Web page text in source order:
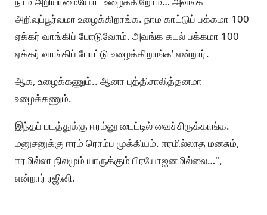
அறிவுப்பூர்வமா உழைக்கிறாங்க. நாம காட்டுப் பக்கமா 100
ஏக்கர் வாங்கிப் போடுவோம். அவங்க கடல் பக்கமா 100
ஏக்கர் வாங்கிப் போட்டு உழைக்கிறாங்க’ என்றார்.
ஆக, உழைக்கணும்.. ஆனா புத்திசாலித்தனமா
உழைக்கணும்.
இந்தப் படத்துக்கு ஈரம்னு டைட்டில் வைச்சிருக்காங்க.
மனுசனுக்கு ஈரம் ரொம்ப முக்கியம். ஈரமில்லாத மனசும்,
ஈரமில்லா நிலமும் யாருக்கும் பிரயோஜனமில்லை…",
என்றார் ரஜினி.